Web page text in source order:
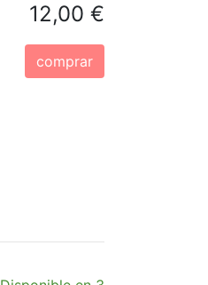
12,00 €
comprar